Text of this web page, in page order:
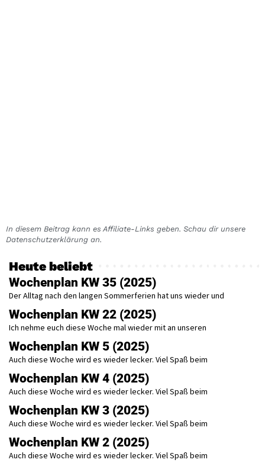
In diesem Beitrag kann es Affiliate-Links geben. Schau dir unsere
Datenschutzerklärung an.
Heute beliebt
Wochenplan KW 35 (2025)
Der Alltag nach den langen Sommerferien hat uns wieder und
Wochenplan KW 22 (2025)
Ich nehme euch diese Woche mal wieder mit an unseren
Wochenplan KW 5 (2025)
Auch diese Woche wird es wieder lecker. Viel Spaß beim
Wochenplan KW 4 (2025)
Auch diese Woche wird es wieder lecker. Viel Spaß beim
Wochenplan KW 3 (2025)
Auch diese Woche wird es wieder lecker. Viel Spaß beim
Wochenplan KW 2 (2025)
Auch diese Woche wird es wieder lecker. Viel Spaß beim